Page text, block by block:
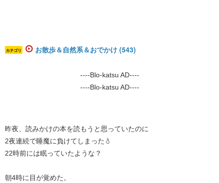
カテゴリ お散歩＆自然系＆おでかけ (543)
----Blo-katsu AD----
----Blo-katsu AD----
昨夜、読みかけの本を読もうと思っていたのに
2夜連続で睡魔に負けてしまった💧
22時前には眠っていたような？
朝4時に目が覚めた。